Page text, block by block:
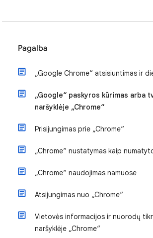
Pagalba
„Google Chrome“ atsisiuntimas ir
„Google“ paskyros kūrimas arba
naršyklėje „Chrome“
Prisijungimas prie „Chrome“
„Chrome“ nustatymas kaip
„Chrome“ naudojimas namuose
Atsijungimas nuo „Chrome“
Vietovės informacijos ir nuorodų
naršyklėje „Chrome“